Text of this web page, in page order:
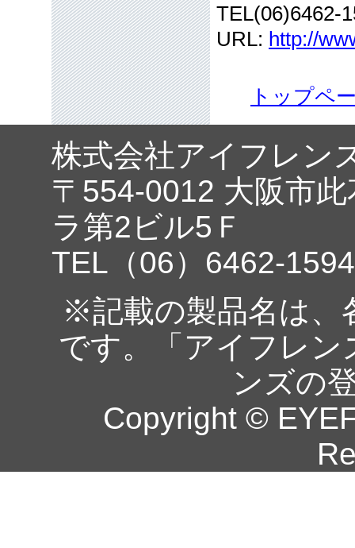
TEL(06)6462-
URL: http://
トップペ
株式会社アイフレン
〒554-0012 大阪市
ラ第2ビル5Ｆ
TEL（06）6462-
※記載の製品名は、
です。「アイフレ
ンズの
Copyright ©